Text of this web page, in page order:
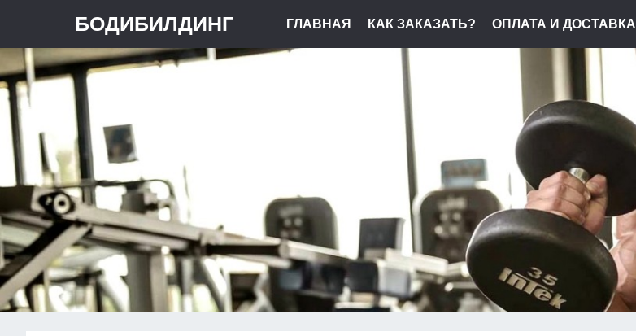
БОДИБИЛДИНГ ГЛАВНАЯ КАК ЗАКАЗАТЬ? ОПЛАТА И ДОСТАВКА